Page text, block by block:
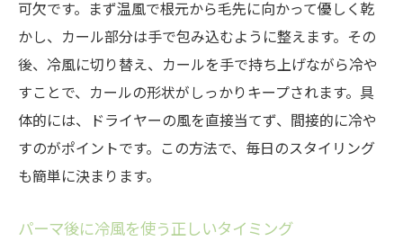
自然乾燥と冷風仕上げの違いを解説
パーマの自然乾燥がもたらすデメリットと
は
冷風仕上げと自然乾燥でパーマの持ちはど
う変わる
理由
冷風仕上げでパーマの質感を保つ具体的な
可欠です。まず温風で根元から毛先に向かって優しく乾
かし、カール部分は手で包み込むように整えます。その
後、冷風に切り替え、カールを手で持ち上げながら冷や
すことで、カールの形状がしっかりキープされます。具
体的には、ドライヤーの風を直接当てず、間接的に冷や
すのがポイントです。この方法で、毎日のスタイリング
も簡単に決まります。
パーマ後に冷風を使う正しいタイミング